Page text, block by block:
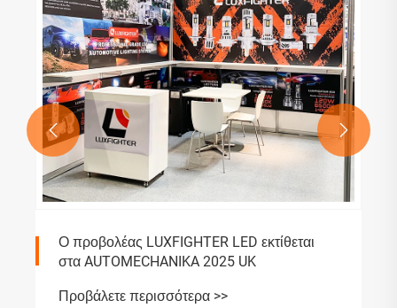
Ο προβολέας LUXFIGHTER LED εκτίθεται
στα AUTOMECHANIKA 2025 UK
Προβάλετε περισσότερα >>
 